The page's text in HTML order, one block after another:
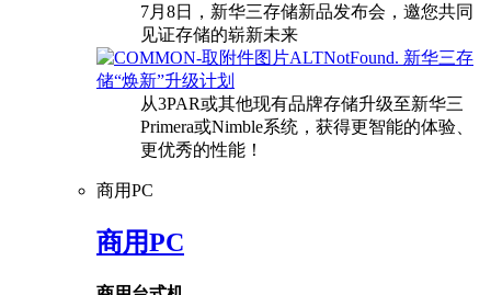
7月8日，新华三存储新品发布会，邀您共同
见证存储的崭新未来
新华三存
储“焕新”升级计划
从3PAR或其他现有品牌存储升级至新华三
Primera或Nimble系统，获得更智能的体验、
更优秀的性能！
商用PC
商用PC